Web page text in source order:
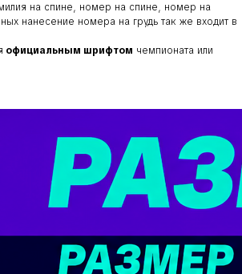
на спине, номер на спине, номер на
нанесение номера на грудь так же входит в
официальным шрифтом чемпионата или